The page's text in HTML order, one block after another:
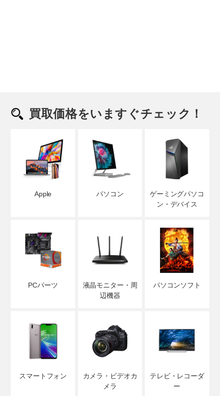
買取価格をいますぐチェック！
Apple パソコン
ゲーミングパソコ
ン・デバイス
PCパーツ
液晶モニター・周
辺機器
パソコンソフト
スマートフォン
カメラ・ビデオカ
メラ
テレビ・レコーダ
ー